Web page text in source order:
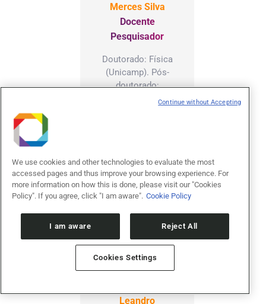
Merces Silva
Docente
Pesquisador
Doutorado: Física
(Unicamp). Pós-
doutorado:
Forschungszentrum
Atuação: Física da
Matéria
Condensada.
Currículo Lattes
Leandro
We use cookies and other technologies to evaluate the most
accessed pages and thus improve your browsing experience. For
more information on how this is done, please visit our "Cookies
Policy". If you agree, click "I am aware". Cookie Policy
I am aware Reject All
Cookies Settings
Continue without Accepting